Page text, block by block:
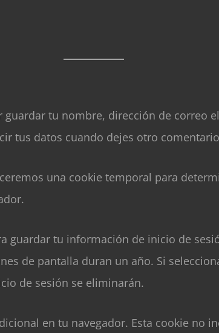
tu nombre, dirección de correo
tus datos cuando dejes otro
una cookie temporal para
guardar tu información de inicio de
de pantalla duran un año. Si
de sesión se eliminarán.
en tu navegador. Esta cookie no